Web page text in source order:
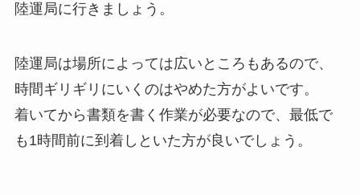
陸運局に行きましょう。
陸運局は場所によっては広いところもあるので、
時間ギリギリにいくのはやめた方がよいです。
着いてから書類を書く作業が必要なので、最低で
も1時間前に到着しといた方が良いでしょう。